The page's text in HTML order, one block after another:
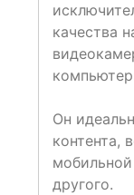
качества
Он
контента,
другого.